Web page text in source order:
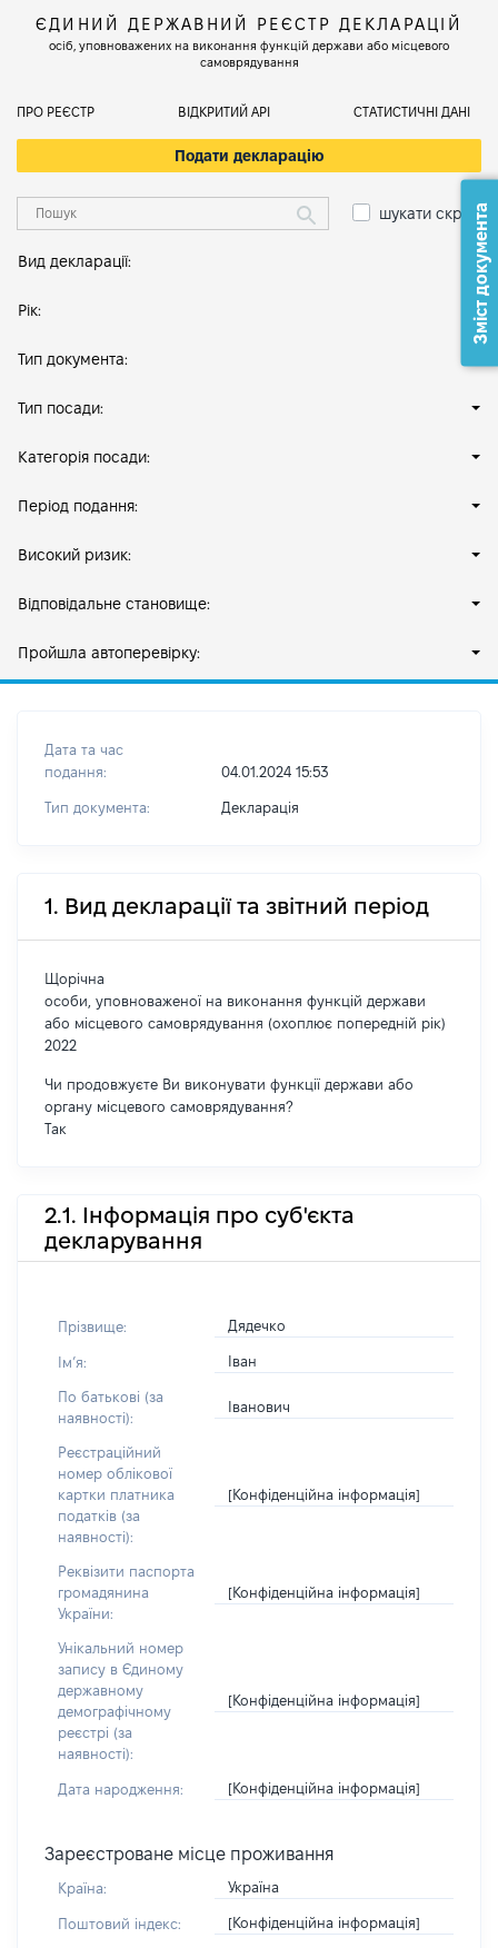
ЄДИНИЙ ДЕРЖАВНИЙ РЕЄСТР ДЕКЛАРАЦІЙ
осіб, уповноважених на виконання функцій держави або місцевого
самоврядування
ПРО РЕЄСТР ВІДКРИТИЙ АРІ СТАТИСТИЧНІ ДАНІ
Подати декларацію
шукати скрізь
Вид декларації:
Рік:
Тип документа:
Тип посади:
Категорія посади:
Період подання:
Високий ризик:
Відповідальне становище:
Пройшла автоперевірку:
Дата та час
подання:
04.01.2024 15:53
Тип документа: Декларація
1. Вид декларації та звітний період
Щорічна
особи, уповноваженої на виконання функцій держави
або місцевого самоврядування (охоплює попередній рік)
2022
Чи продовжуєте Ви виконувати функції держави або
органу місцевого самоврядування?
Так
2.1. Інформація про суб'єкта
декларування
Прізвище: Дядечко
Імʼя: Іван
По батькові (за
наявності):
Іванович
Реєстраційний
номер облікової
картки платника
податків (за
наявності):
[Конфіденційна інформація]
Реквізити паспорта
громадянина
України:
[Конфіденційна інформація]
Унікальний номер
запису в Єдиному
державному
демографічному
реєстрі (за
наявності):
[Конфіденційна інформація]
Дата народження: [Конфіденційна інформація]
Зареєстроване місце проживання
Країна: Україна
Поштовий індекс: [Конфіденційна інформація]
Зміст документа